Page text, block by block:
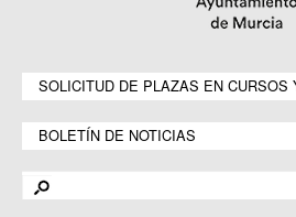
SOLICITUD DE PLAZAS EN CURSOS
BOLETÍN DE NOTICIAS